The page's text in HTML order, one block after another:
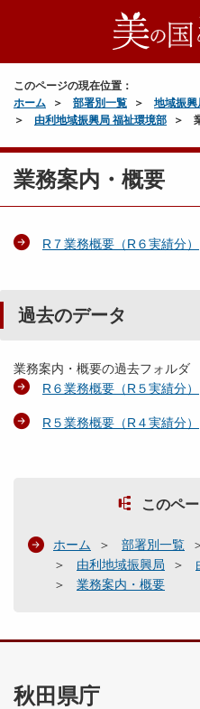
このページの現在位置：
ホーム
部署別一覧 地域振興
由利地域振興局 福祉環境部
業務案内・概要
R７業務概要（R６実績分）
過去のデータ
業務案内・概要の過去フォルダ
R６業務概要（R５実績分）
R５業務概要（R４実績分）
このペ
ホーム 部署別一覧
由利地域振興局
業務案内・概要
秋田県庁